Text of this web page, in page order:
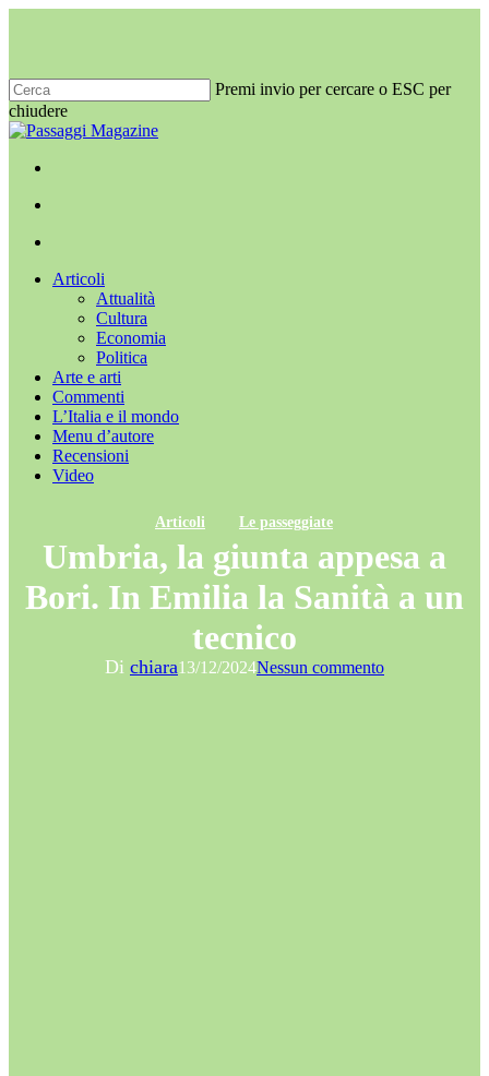
principale
Premi invio per cercare o ESC per
chiudere
Chiudi
Menu
cerca
Menu
Articoli
Attualità
Cultura
Economia
Politica
Arte e arti
Commenti
L’Italia e il mondo
Menu d’autore
Recensioni
Video
Articoli Le passeggiate
Umbria, la giunta appesa a
Bori. In Emilia la Sanità a un
tecnico
Di chiara13/12/2024Nessun commento